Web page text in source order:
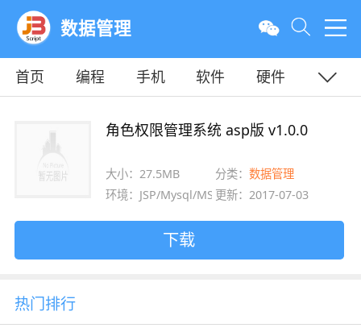
数据管理
首页 编程 手机 软件
硬件
角色权限管理系统 asp版 v1.0.0
大小：27.5MB 分类：数据管理
环境：JSP/Mysql/MSSQL更新：2017-07-03
下载
热门排行